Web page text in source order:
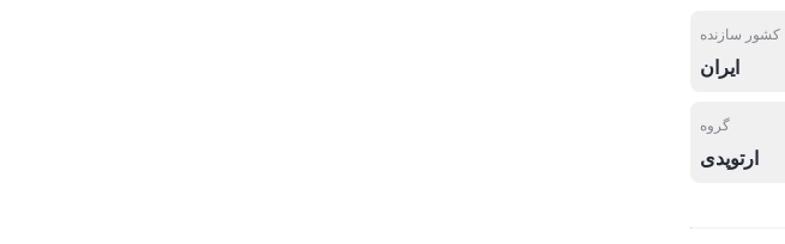
کشور سازنده
ایران
گروه
ارتوپدی